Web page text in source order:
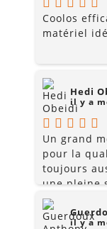
Coolos
matériel
Hedi
il y a
Un grand
pour la
toujours
une pleine
il y a